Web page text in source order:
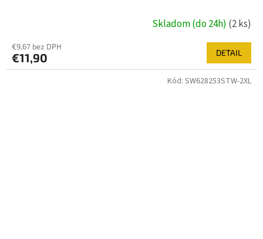
Skladom (do 24h) (2 ks)
€9,67 bez DPH
€11,90 DETAIL
Kód: SW628253STW-2XL